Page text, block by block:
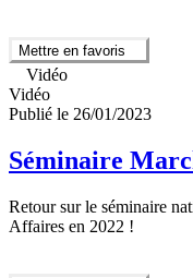
Mettre en favoris
Vidéo
Vidéo
Publié le 26/01/2023
Séminaire
Retour sur le séminaire
Affaires en 2022 !